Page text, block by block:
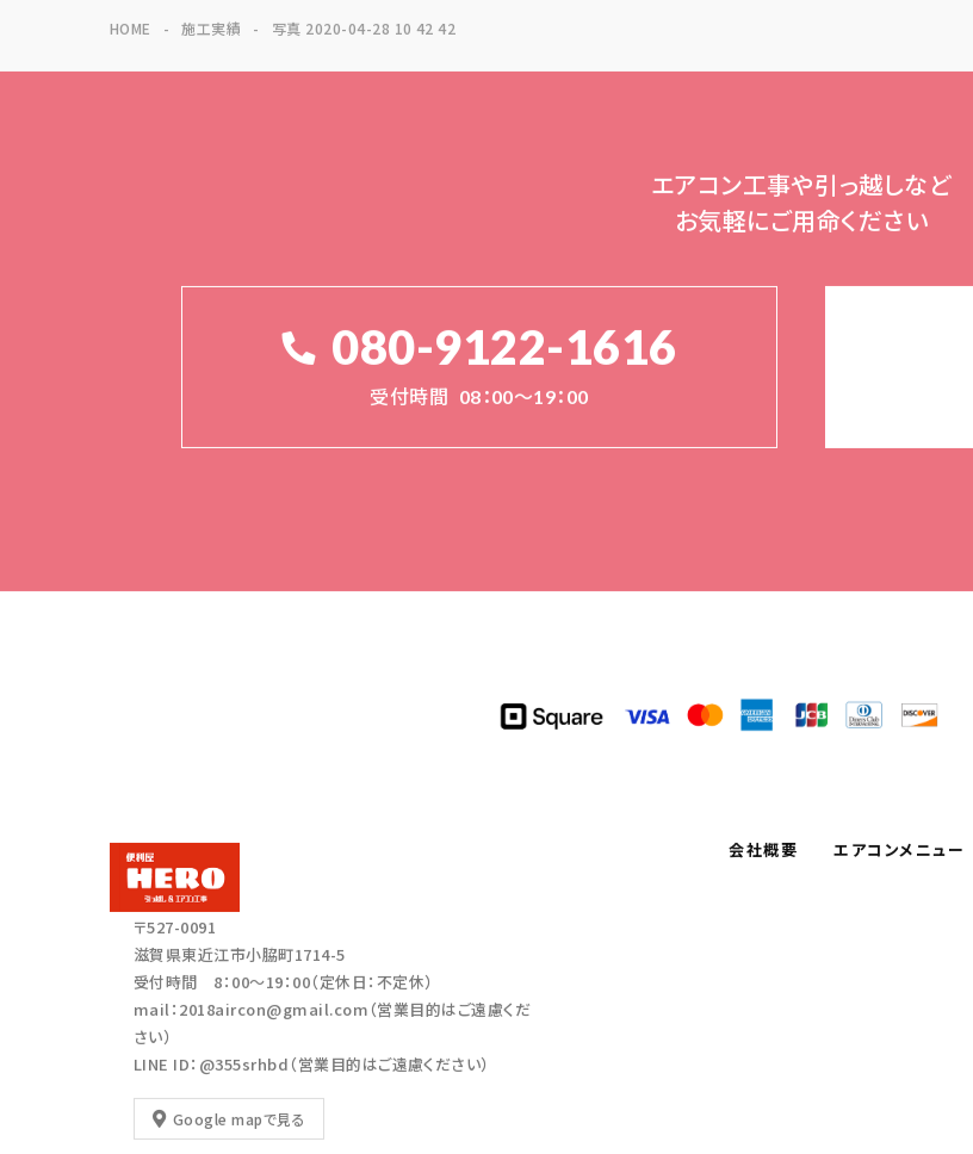
HOME 施工実績 写真 2020-04-28 10 42 42
エアコン工事や引っ越しなど
お気軽にご用命ください
080-9122-1616
受付時間 08：00～19：00
〒527-0091
滋賀県東近江市小脇町1714-5
受付時間 8：00～19：00（定休日：不定休）
mail：2018aircon@gmail.com（営業目的はご遠慮くだ
さい）
LINE ID：@355srhbd（営業目的はご遠慮ください）
Google mapで見る
会社概要 エアコンメニュー